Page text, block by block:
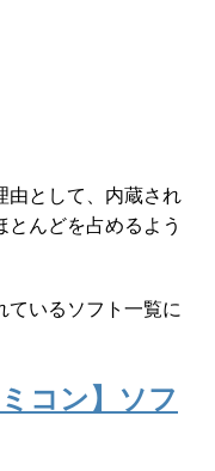
由として、内蔵され
んどを占めるよう
ているソフト一覧に
コン】ソフ